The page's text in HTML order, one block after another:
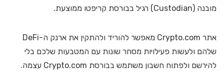
מובנה (Custodian) רגיל בבורסת קריפטו ממוצעת.
אתר Crypto.com מאפשר להוריד ולהתקין את ארנק ה-DeFi
שלהם ולעשות פעילויות מסחר שונות עם המטבעות שלכם בלי
להירשם ולפתוח חשבון משתמש בבורסת Crypto.com עצמה.